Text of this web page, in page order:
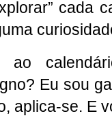
cada
ao
Eu sou
aplica-se. E